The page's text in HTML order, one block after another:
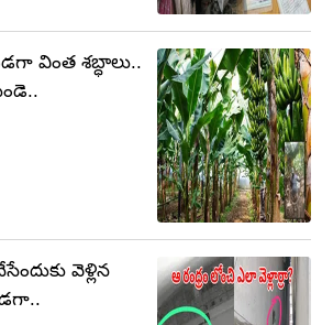
వింత శబ్ధాలు..
వెళ్లిన